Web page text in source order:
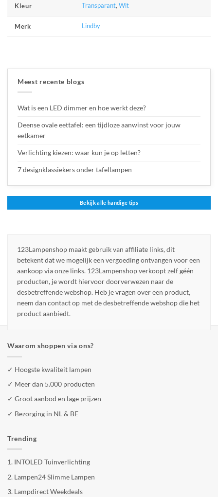
Kleur Transparant,Wit
Merk Lindby
Meest recente blogs
Wat is een LED dimmer en hoe werkt deze?
Deense ovale eettafel: een tijdloze aanwinst voor jouw
eetkamer
Verlichting kiezen: waar kun je op letten?
7 designklassiekers onder tafellampen
Bekijk alle handige tips
123Lampenshop maakt gebruik van affiliate links, dit
betekent dat we mogelijk een vergoeding ontvangen voor een
aankoop via onze links. 123Lampenshop verkoopt zelf géén
producten, je wordt hiervoor doorverwezen naar de
desbetreffende webshop. Heb je vragen over een product,
neem dan contact op met de desbetreffende webshop die het
product aanbiedt.
Waarom shoppen via ons?
✓ Hoogste kwaliteit lampen
✓ Meer dan 5.000 producten
✓ Groot aanbod en lage prijzen
✓ Bezorging in NL & BE
Trending
1. INTOLED Tuinverlichting
2. Lampen24 Slimme Lampen
3. Lampdirect Weekdeals